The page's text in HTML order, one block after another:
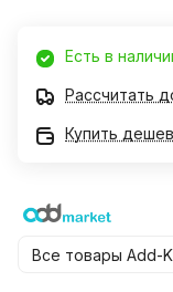
Есть в
Рассчитать
Купить
Все товары Add-